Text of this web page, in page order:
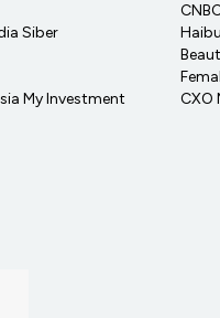
Siber
My Investment
CXO